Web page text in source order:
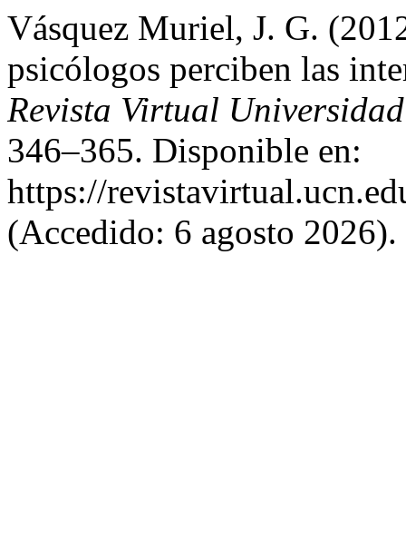
Vásquez Muriel, J. G.
psicólogos perciben las
Revista Virtual
346–365. Disponible en:
https://
(Accedido: 6 agosto 2026).